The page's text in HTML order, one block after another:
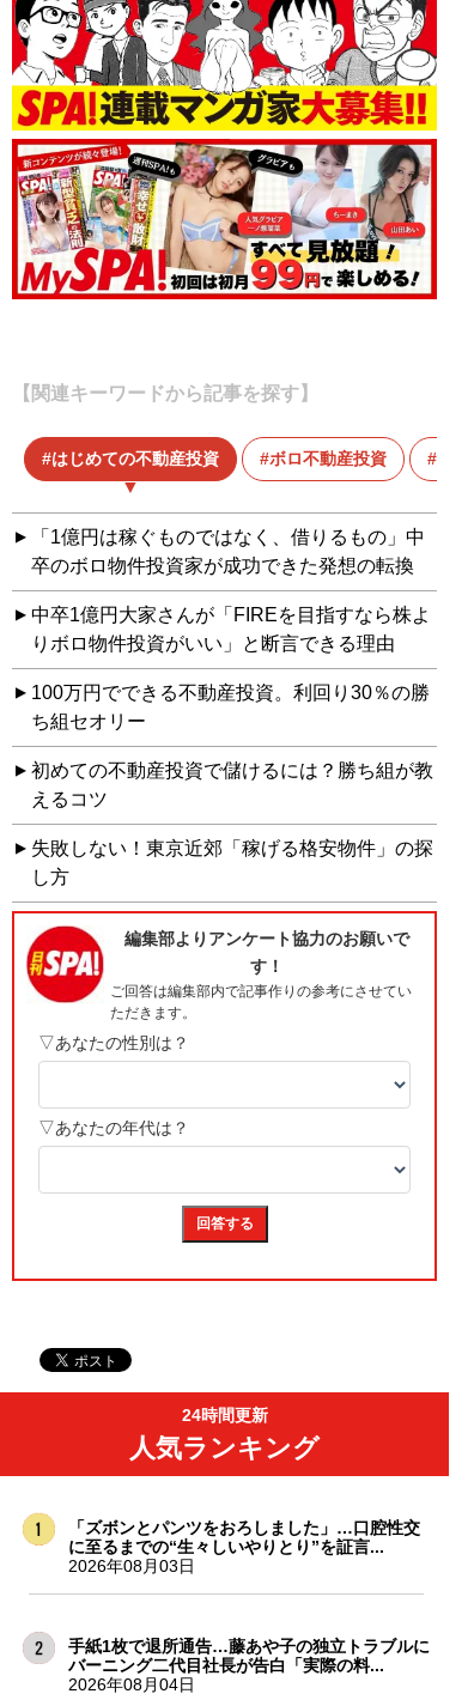
【関連キーワードから記事を探す】
はじめての不動産投資 ボロ不動産投資
「1億円は稼ぐものではなく、借りるもの」中
卒のボロ物件投資家が成功できた発想の転換
中卒1億円大家さんが「FIREを目指すなら株よ
りボロ物件投資がいい」と断言できる理由
100万円でできる不動産投資。利回り30％の勝
ち組セオリー
初めての不動産投資で儲けるには？勝ち組が教
えるコツ
失敗しない！東京近郊「稼げる格安物件」の探
し方
24時間更新
人気ランキング
「ズボンとパンツをおろしました」…口腔性交
に至るまでの“生々しいやりとり”を証言...
2026年08月03日
手紙1枚で退所通告…藤あや子の独立トラブルに
バーニング二代目社長が告白「実際の料...
2026年08月04日